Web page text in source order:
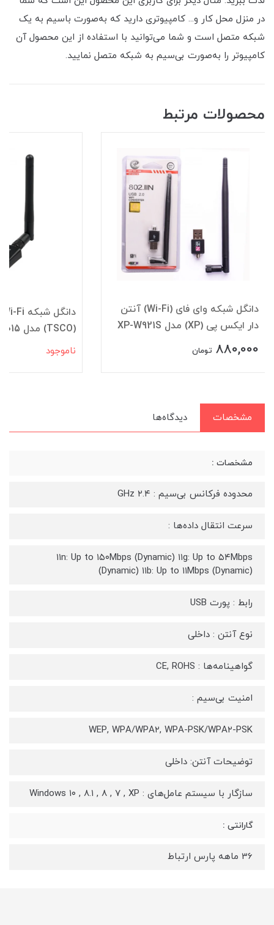
در منزل محل کار و... کامپیوتری دارید که به‌صورت باسیم به یک
شبکه متصل است و شما می‌توانید با استفاده از این محصول آن
کامپیوتر را به‌صورت بی‌سیم به شبکه متصل نمایید.
محصولات مرتبط
دانگل شبکه وای فای (Wi-Fi) آنتن
دار ایکس پی (XP) مدل XP-W921S
880,000 تومان
(TSCO) مدل TW 1015
ناموجود
مشخصات دیدگاه‌ها
مشخصات :
محدوده فرکانس بی‌سیم : ۲.۴ GHz
سرعت انتقال داده‌ها :
۱۱n: Up to ۱۵۰Mbps (Dynamic) ۱۱g: Up to ۵۴Mbps
(Dynamic) ۱۱b: Up to ۱۱Mbps (Dynamic)
رابط‌ : پورت USB
نوع آنتن : داخلی
گواهینامه‌‌ها : CE, ROHS
امنیت بی‌سیم :
WEP, WPA/WPA۲, WPA-PSK/WPA۲-PSK
توضیحات آنتن: داخلی
سازگار با سیستم‌ عامل‌های : Windows ۱۰ , ۸.۱ , ۸ , ۷ , XP
گارانتی :
36 ماهه پارس ارتباط